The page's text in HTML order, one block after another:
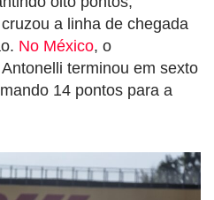
a linha de chegada
No México, o
terminou em sexto
14 pontos para a